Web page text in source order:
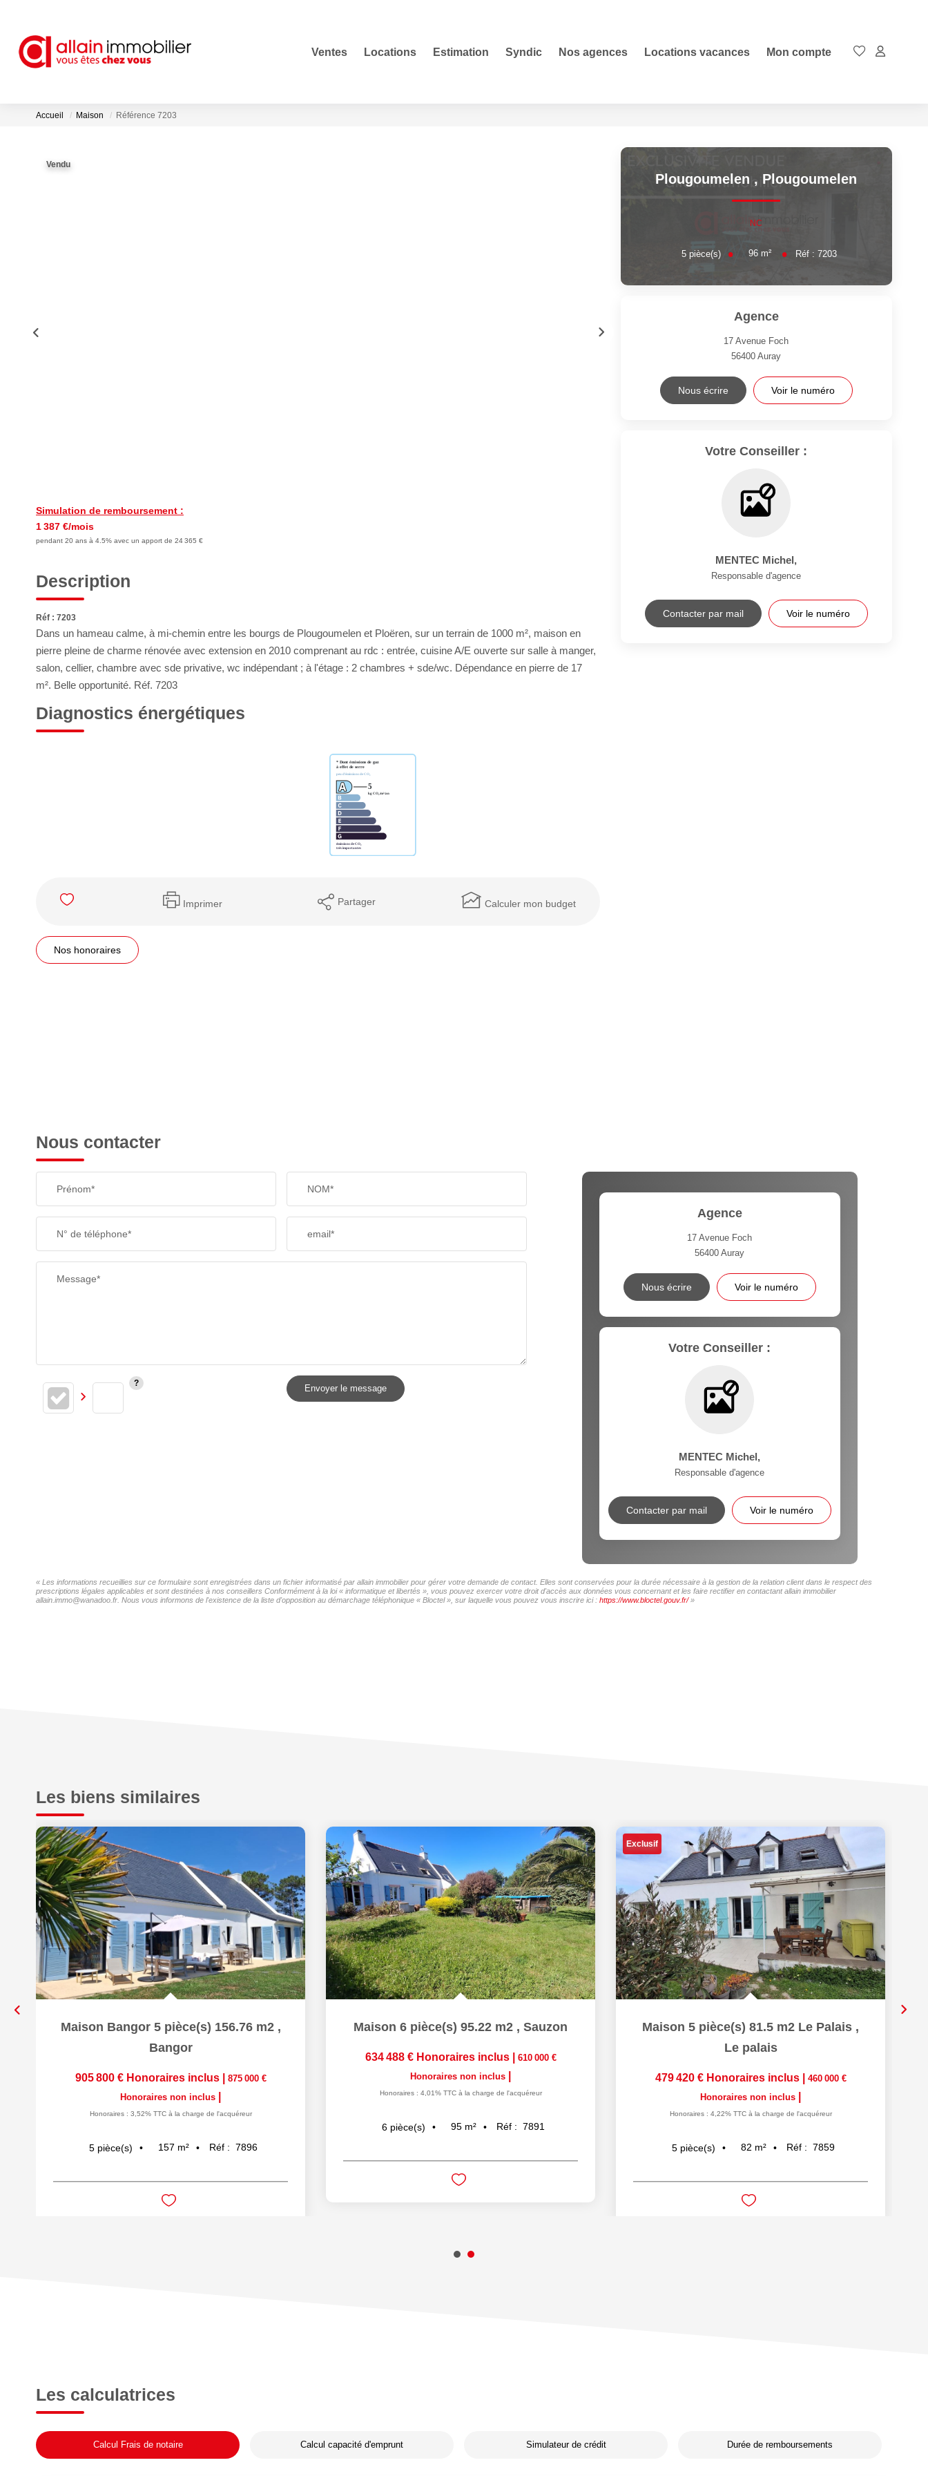
Ventes Locations Estimation Syndic Nos agences Locations vacances Mon compte
Accueil Maison Référence 7203
Vendu
Simulation de remboursement :
1 387 €/mois
pendant 20 ans à 4.5% avec un apport de 24 365 €
Description
Réf : 7203
Dans un hameau calme, à mi-chemin entre les bourgs de Plougoumelen et Ploëren, sur un terrain de 1000 m², maison en
pierre pleine de charme rénovée avec extension en 2010 comprenant au rdc : entrée, cuisine A/E ouverte sur salle à manger,
salon, cellier, chambre avec sde privative, wc indépendant ; à l'étage : 2 chambres + sde/wc. Dépendance en pierre de 17
m². Belle opportunité. Réf. 7203
Diagnostics énergétiques
Imprimer Partager Calculer mon budget
Nos honoraires
Plougoumelen , Plougoumelen
NC
5 pièce(s) 96 m² Réf : 7203
Agence
17 Avenue Foch
56400Auray
Nous écrire Voir le numéro
Votre Conseiller :
MENTEC Michel,
Responsable d'agence
Contacter par mail Voir le numéro
Nous contacter
Prénom* NOM*
N° de téléphone* email*
Message*
Envoyer le message
Agence
17 Avenue Foch
56400Auray
Nous écrire Voir le numéro
Votre Conseiller :
MENTEC Michel,
Responsable d'agence
Contacter par mail Voir le numéro
« Les informations recueillies sur ce formulaire sont enregistrées dans un fichier informatisé par allain immobilier pour gérer votre demande de contact. Elles sont conservées pour la durée nécessaire à la gestion de la relation client dans le respect des
prescriptions légales applicables et sont destinées à nos conseillers Conformément à la loi « informatique et libertés », vous pouvez exercer votre droit d'accès aux données vous concernant et les faire rectifier en contactant allain immobilier
allain.immo@wanadoo.fr. Nous vous informons de l'existence de la liste d'opposition au démarchage téléphonique « Bloctel », sur laquelle vous pouvez vous inscrire ici : https://www.bloctel.gouv.fr/»
Les biens similaires
Maison Bangor 5 pièce(s) 156.76 m2 ,
Bangor
905 800 € Honoraires inclus
875 000 €
Honoraires non inclus
Honoraires : 3,52% TTC à la charge de l'acquéreur
5 pièce(s) 157 m² Réf : 7896
Maison 6 pièce(s) 95.22 m2 , Sauzon
634 488 € Honoraires inclus
610 000 €
Honoraires non inclus
Honoraires : 4,01% TTC à la charge de l'acquéreur
6 pièce(s) 95 m² Réf : 7891
Exclusif
Maison 5 pièce(s) 81.5 m2 Le Palais ,
Le palais
479 420 € Honoraires inclus
460 000 €
Honoraires non inclus
Honoraires : 4,22% TTC à la charge de l'acquéreur
5 pièce(s) 82 m² Réf : 7859
Les calculatrices
Calcul Frais de notaire Calcul capacité d'emprunt Simulateur de crédit Durée de remboursements